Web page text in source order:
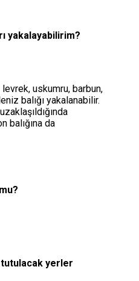
yakalayabilirim?
uskumru, barbun,
balığı yakalanabilir.
balığına da
tutulacak yerler